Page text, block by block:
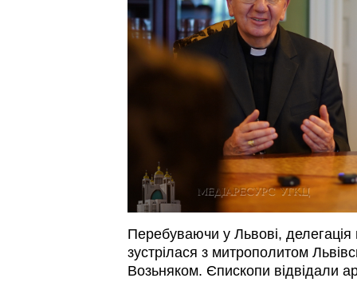
Перебуваючи у Львові, делегація
зустрілася з митрополитом
Возьняком. Єпископи відвідали